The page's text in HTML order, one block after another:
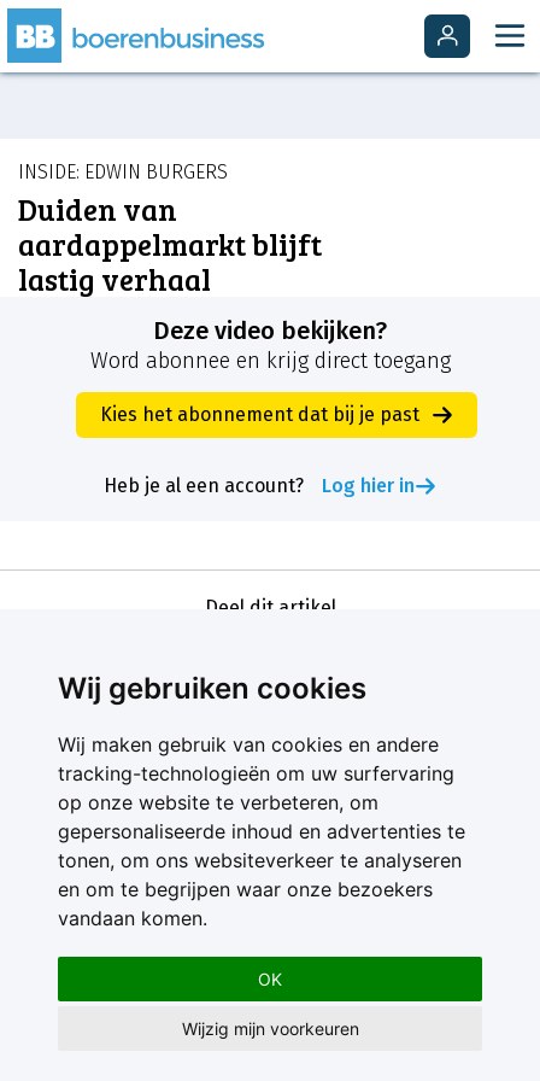
Wij gebruiken cookies
Wij maken gebruik van cookies en andere
tracking-technologieën om uw surfervaring
op onze website te verbeteren, om
gepersonaliseerde inhoud en advertenties te
tonen, om ons websiteverkeer te analyseren
en om te begrijpen waar onze bezoekers
vandaan komen.
OK
Wijzig mijn voorkeuren
INSIDE: EDWIN BURGERS
Duiden van
aardappelmarkt blijft
lastig verhaal
Deze video bekijken?
Word abonnee en krijg direct toegang
Kies het abonnement dat bij je past
Heb je al een account? Log hier in
Deel dit artikel
Contact
Feedback
Nieuwsbrief
Adverteren
Gebruikersvoorwaarden
Privacy Statement